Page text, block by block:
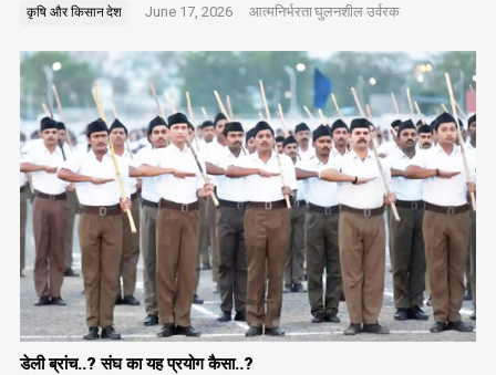
कृषि और किसानदेश June 17, 2026 आत्मनिर्भरताघुलनशील उर्वरक
डेली ब्रांच..? संघ का यह प्रयोग कैसा..?